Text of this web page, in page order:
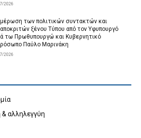
2026
των πολιτικών συντακτών και
ξένου Τύπου από τον Υφυπουργό
τω Πρωθυπουργώ και Κυβερνητικό
Παύλο Μαρινάκη
2026
αλληλεγγύη